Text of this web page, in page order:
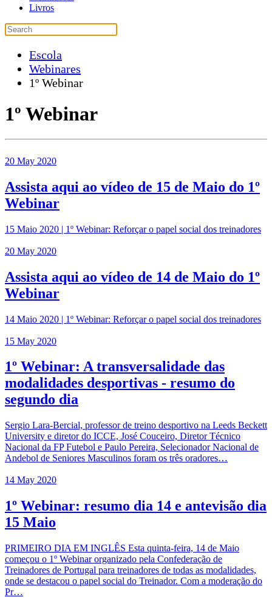
Livros
Escola
Webinares
1º Webinar
1º Webinar
20 May 2020
Assista aqui ao vídeo de 15 de Maio do 1º
Webinar
15 Maio 2020 | 1º Webinar: Reforçar o papel social dos treinadores
20 May 2020
Assista aqui ao vídeo de 14 de Maio do 1º
Webinar
14 Maio 2020 | 1º Webinar: Reforçar o papel social dos treinadores
15 May 2020
1º Webinar: A transversalidade das
modalidades desportivas - resumo do
segundo dia
Sergio Lara-Bercial, professor de treino desportivo na Leeds Beckett
University e diretor do ICCE, José Couceiro, Diretor Técnico
Nacional da FP Futebol e Paulo Pereira, Selecionador Nacional de
Andebol de Seniores Masculinos foram os três oradores…
14 May 2020
1º Webinar: resumo dia 14 e antevisão dia
15 Maio
PRIMEIRO DIA EM INGLÊS Esta quinta-feira, 14 de Maio
começou o 1º Webinar organizado pela Confederação de
Treinadores de Portugal para treinadores de todas as modalidades,
onde se destacou o papel social do Treinador. Com a moderação do
Pr…